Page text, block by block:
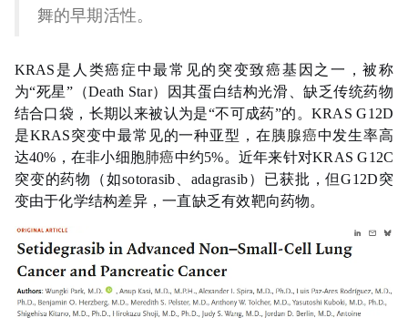
舞的早期活性。
KRAS是人类癌症中最常见的突变致癌基因之一，被称
为“死星”（Death Star）因其蛋白结构光滑、缺乏传统药物
结合口袋，长期以来被认为是“不可成药”的。KRAS G12D
是KRAS突变中最常见的一种亚型，在胰腺癌中发生率高
达40%，在非小细胞肺癌中约5%。近年来针对KRAS G12C
突变的药物（如sotorasib、adagrasib）已获批，但G12D突
变由于化学结构差异，一直缺乏有效靶向药物。